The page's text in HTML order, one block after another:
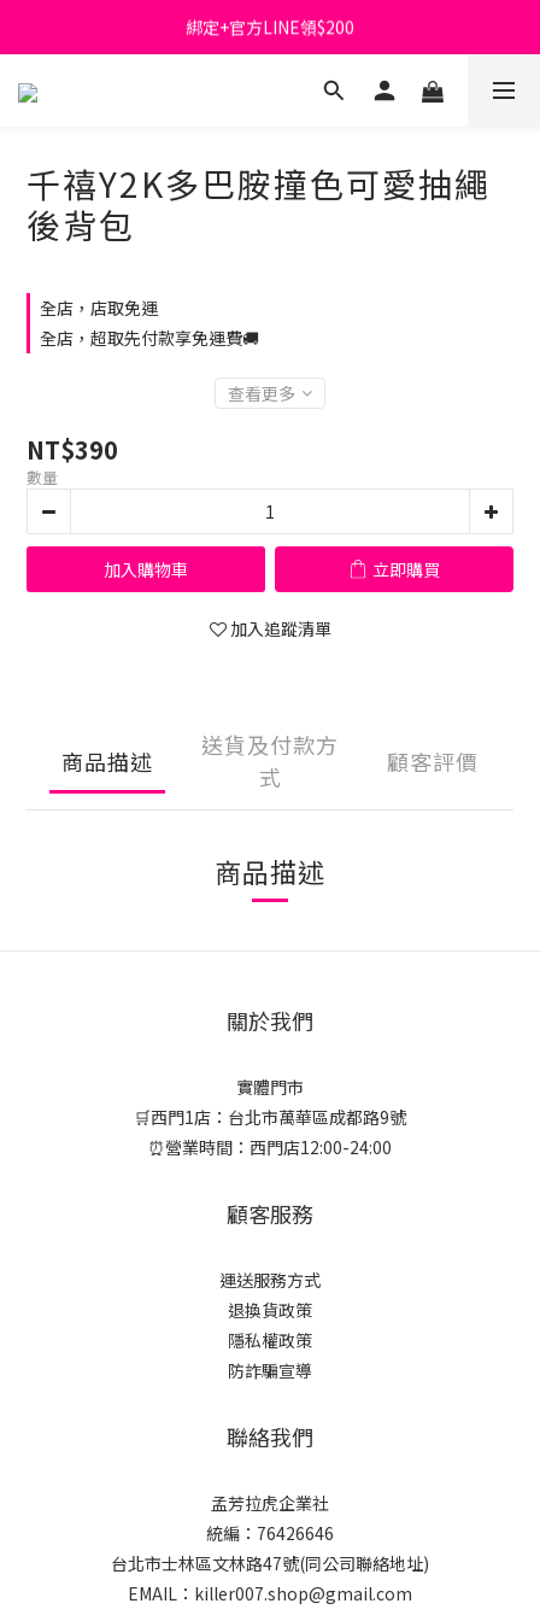
首購免運費🚚
綁定+官方LINE領$200
出清特價_買一送一
千禧Y2K多巴胺撞色可愛抽繩
後背包
全店，店取免運
全店，超取先付款享免運費🚚
查看更多
NT$390
數量
加入購物車 立即購買
加入追蹤清單
商品描述
送貨及付款方
式
顧客評價
商品描述
關於我們
實體門市
🛒西門1店：台北市萬華區成都路9號
⏰營業時間：西門店12:00-24:00
顧客服務
運送服務方式
退換貨政策
隱私權政策
防詐騙宣導
聯絡我們
孟芳拉虎企業社
統編：76426646
台北市士林區文林路47號(同公司聯絡地址)
EMAIL：killer007.shop@gmail.com